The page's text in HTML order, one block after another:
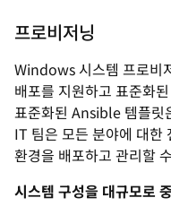
프로비저닝
Windows 시스템 프로비
배포를 지원하고 표준화
표준화된 Ansible 템플릿
IT 팀은 모든 분야에 대
환경을 배포하고 관리할
시스템 구성을 대규모로